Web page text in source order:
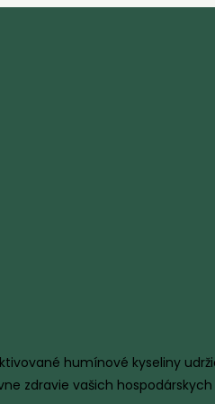
humínové kyseliny
zdravie vašich hospodárskych